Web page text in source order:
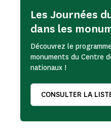
Les Journées
dans les
Découvrez le
monuments du Centre
nationaux !
CONSULTER LA